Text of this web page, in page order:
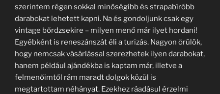
szerintem régen sokkal minőségibb és strapabíróbb
darabokat lehetett kapni. Na és gondoljunk csak egy
vintage bőrdzsekire – milyen menő már ilyet hordani!
Egyébként is reneszánszát éli a turizás. Nagyon örülök,
hogy nemcsak vásárlással szerezhetek ilyen darabokat,
hanem például ajándékba is kaptam már, illetve a
felmenőimtől rám maradt dolgok közül is
megtartottam néhányat. Ezekhez ráadásul érzelmi